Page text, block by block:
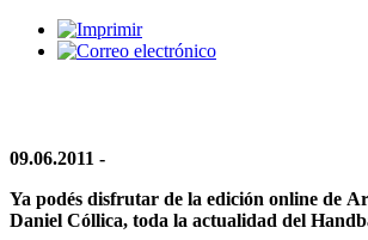
09.06.2011 -
Ya podés disfrutar de la edición online de
Daniel Cóllica, toda la actualidad del